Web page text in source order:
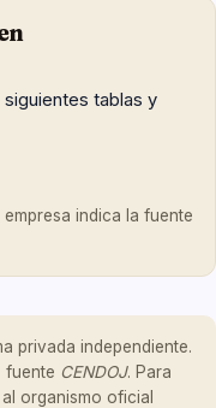
siguientes tablas y
indica la fuente
privada independiente.
fuente CENDOJ. Para
organismo oficial